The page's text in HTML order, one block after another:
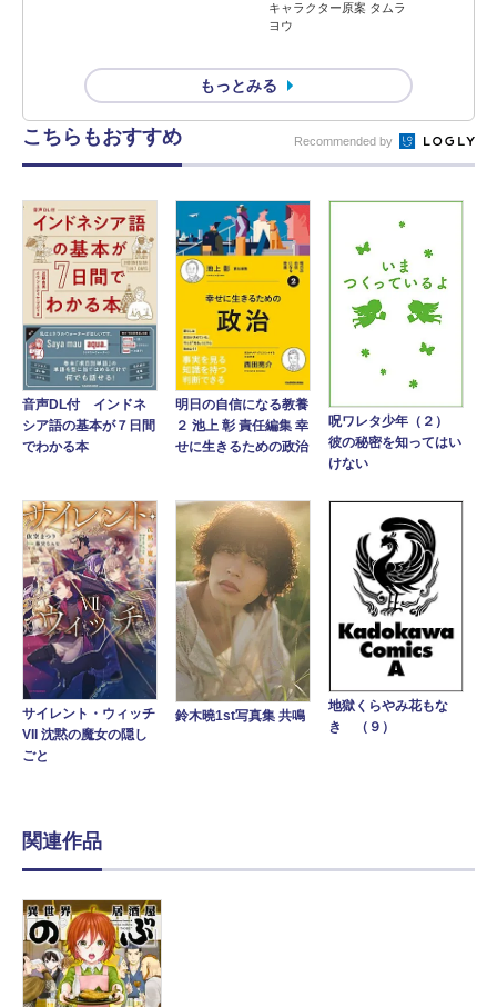
キャラクター原案 タムラ
ヨウ
もっとみる
こちらもおすすめ Recommended by
音声DL付 インドネ
シア語の基本が７日間
でわかる本
明日の自信になる教養
２ 池上 彰 責任編集 幸
せに生きるための政治
呪ワレタ少年（２）
彼の秘密を知ってはい
けない
サイレント・ウィッチ
VII 沈黙の魔女の隠し
ごと
鈴木曉1st写真集 共鳴
地獄くらやみ花もな
き （９）
関連作品